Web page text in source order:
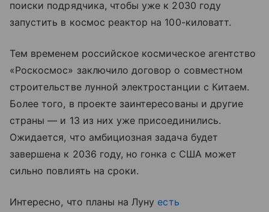
поиски подрядчика, чтобы уже к 2030 году
запустить в космос реактор на 100-киловатт.
Тем временем российское космическое агентство
«Роскосмос» заключило договор о совместном
строительстве лунной электростанции с Китаем.
Более того, в проекте заинтересованы и другие
страны — и 13 из них уже присоединились.
Ожидается, что амбициозная задача будет
завершена к 2036 году, но гонка с США может
сильно повлиять на сроки.
Интересно, что планы на Луну есть